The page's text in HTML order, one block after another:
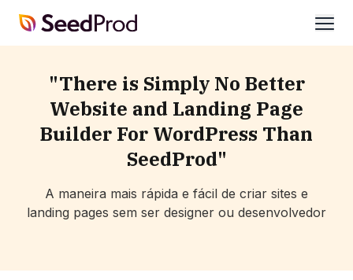
SeedProd
"There is Simply No Better
Website and Landing Page
Builder For WordPress Than
SeedProd"
A maneira mais rápida e fácil de criar sites e
landing pages sem ser designer ou desenvolvedor